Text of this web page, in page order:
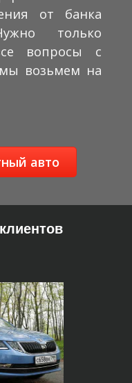
от банка
только
вопросы с
возьмем на
авто